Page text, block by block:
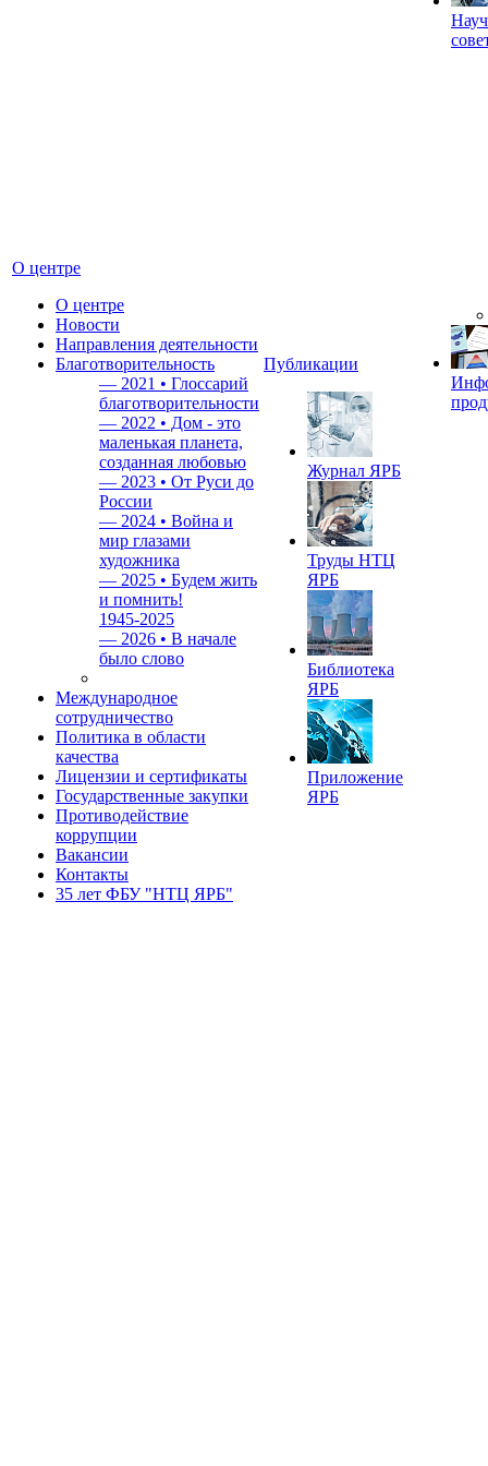
О центре
О центре
Новости
Направления деятельности
Благотворительность
— 2021 • Глоссарий
благотворительности
— 2022 • Дом - это
маленькая планета,
созданная любовью
— 2023 • От Руси до
России
— 2024 • Война и
мир глазами
художника
— 2025 • Будем жить
и помнить!
1945-2025
— 2026 • В начале
было слово
Международное
сотрудничество
Политика в области
качества
Лицензии и сертификаты
Государственные закупки
Противодействие
коррупции
Вакансии
Контакты
35 лет ФБУ "НТЦ ЯРБ"
Публикации
Журнал ЯРБ
Труды НТЦ
ЯРБ
Библиотека
ЯРБ
Приложение
ЯРБ